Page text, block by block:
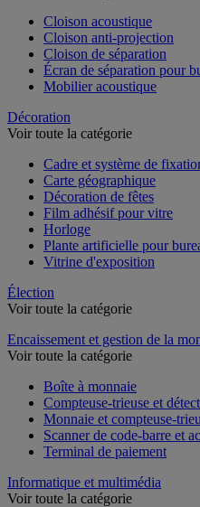
Cloison acoustique
Cloison anti-projection
Cloison de séparation
Écran de séparation pour
Mobilier acoustique
Décoration
Voir toute la catégorie
Cadre et système de
Carte géographique
Décoration de fêtes
Film adhésif pour vitre
Horloge
Plante artificielle pour
Vitrine d'exposition
Élection
Voir toute la catégorie
Encaissement et gestion de la
Voir toute la catégorie
Boîte à monnaie
Compteuse-trieuse et
Monnaie et compteuse-
Scanner de code-barre et
Terminal de paiement
Informatique et multimédia
Voir toute la catégorie